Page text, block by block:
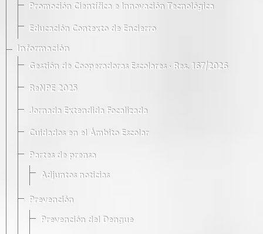
Promoción Científica e Innovación Tecnológica
Educación Contexto de Encierro
Información
Gestión de Cooperadoras Escolares · Res. 167/2026
ReNPE 2025
Jornada Extendida Focalizada
Cuidados en el Ámbito Escolar
Partes de prensa
Adjuntos noticias
Prevención
Prevención del Dengue